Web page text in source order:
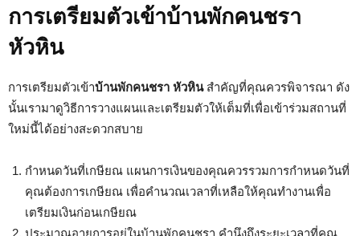
การเตรียมตัวเข้าบ้านพักคนชรา
หัวหิน
การเตรียมตัวเข้าบ้านพักคนชรา หัวหินสำคัญที่คุณควรพิจารณา ดัง
นั้นเรามาดูวิธีการวางแผนและเตรียมตัวให้เต็มที่เพื่อเข้าร่วมสถานที่
ใหม่นี้ได้อย่างสะดวกสบาย
กำหนดวันที่เกษียณ แผนการเงินของคุณควรรวมการกำหนดวันที่
คุณต้องการเกษียณ เพื่อคำนวณเวลาที่เหลือให้คุณทำงานเพื่อ
เตรียมเงินก่อนเกษียณ
ประมาณอายุการอยู่ในบ้านพักคนชรา คำนึงถึงระยะเวลาที่คุณ